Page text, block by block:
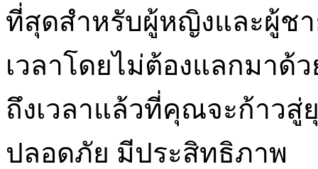
ที่สุดสำหรับผู้หญิงและผู้ช
เวลาโดยไม่ต้องแลกมาด้
ถึงเวลาแล้วที่คุณจะก้าวสู่
ปลอดภัย มีประสิทธิภาพ